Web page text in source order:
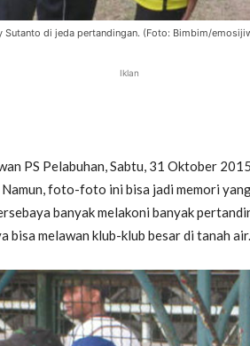
Sutanto di jeda pertandingan. (Foto: Bimbim/
Iklan
PS Pelabuhan, Sabtu, 31 Oktober
foto-foto ini bisa jadi memori
banyak melakoni banyak
bisa melawan klub-klub besar di tanah air.